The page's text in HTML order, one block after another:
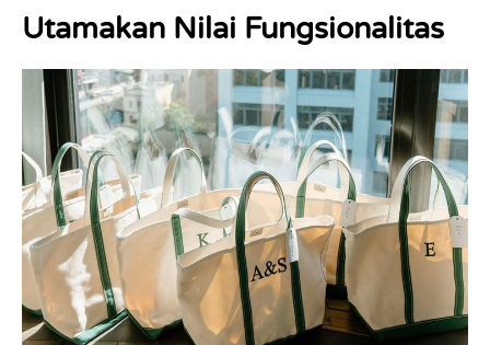
Utamakan Nilai Fungsionalitas